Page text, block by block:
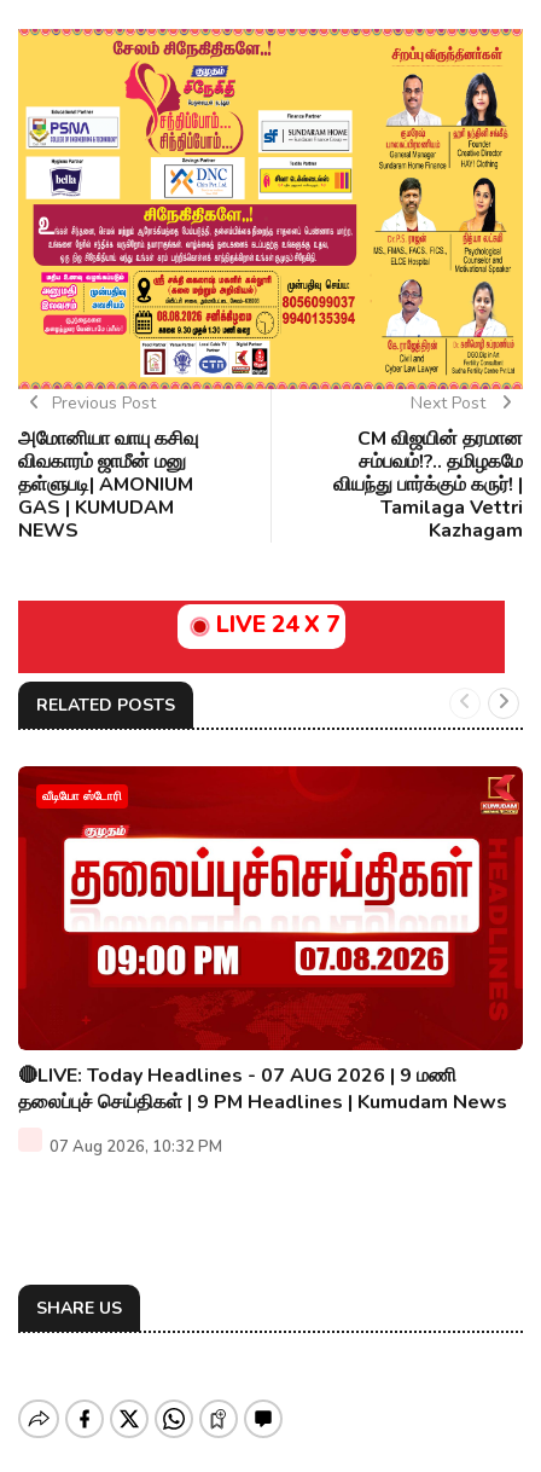
Previous Post
அமோனியா வாயு கசிவு
விவகாரம் ஜாமீன் மனு
தள்ளுபடி| AMONIUM
GAS | KUMUDAM
NEWS
Next Post
CM விஜயின் தரமான
சம்பவம்!?.. தமிழகமே
வியந்து பார்க்கும் கருர்! |
Tamilaga Vettri
Kazhagam
LIVE 24 X 7
RELATED POSTS
வீடியோ ஸ்டோரி
🔴LIVE: Today Headlines - 07 AUG 2026 | 9 மணி
தலைப்புச் செய்திகள் | 9 PM Headlines | Kumudam News
07 Aug 2026, 10:32 PM
SHARE US